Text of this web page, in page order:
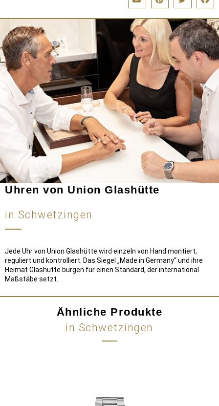
Uhren von Union Glashütte
in Schwetzingen
Jede Uhr von Union Glashütte wird einzeln von Hand montiert,
reguliert und kontrolliert. Das Siegel „Made in Germany“ und ihre
Heimat Glashütte bürgen für einen Standard, der international
Maßstäbe setzt.
Ähnliche Produkte
in Schwetzingen